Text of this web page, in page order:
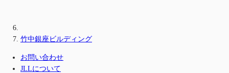
竹中銀座ビルディング
お問い合わせ
JLLについて